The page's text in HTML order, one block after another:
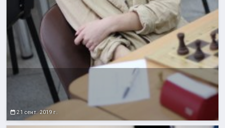
21 сент. 2019 г.